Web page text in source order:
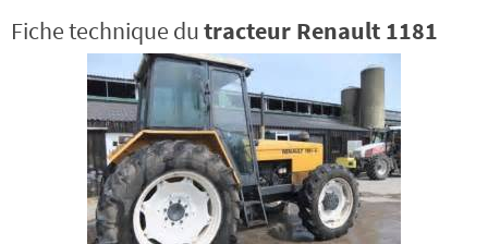
Fiche technique dutracteur Renault 1181